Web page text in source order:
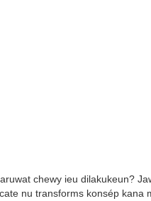
chewy ieu dilakukeun?
nu transforms konsép kana